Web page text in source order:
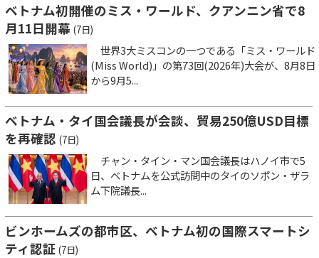
ベトナム初開催のミス・ワールド、クアンニン省で8
月11日開幕 (7日)
世界3大ミスコンの一つである「ミス・ワールド
(Miss World)」の第73回(2026年)大会が、8月8日
から9月5...
ベトナム・タイ国会議長が会談、貿易250億USD目標
を再確認 (7日)
チャン・タイン・マン国会議長はハノイ市で5
日、ベトナムを公式訪問中のタイのソポン・ザラ
ム下院議長...
ビンホームズの都市区、ベトナム初の国際スマートシ
ティ認証 (7日)